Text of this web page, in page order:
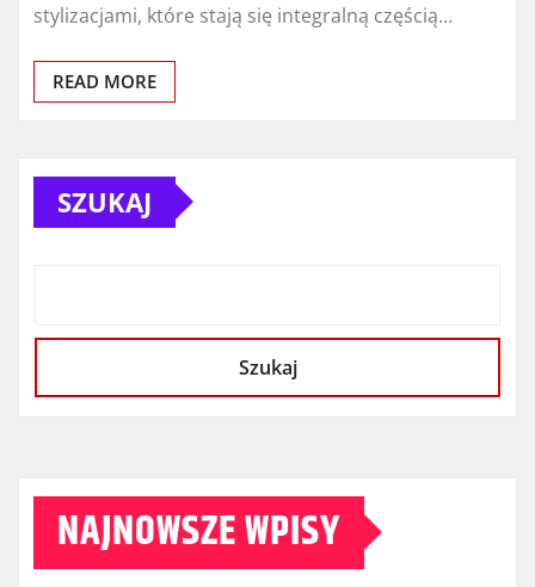
stylizacjami, które stają się integralną częścią…
READ MORE
SZUKAJ
Szukaj
NAJNOWSZE WPISY